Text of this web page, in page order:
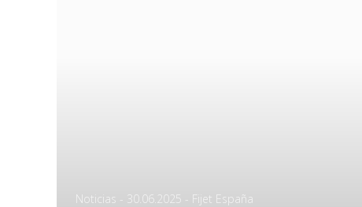
Noticias - Posted
30.06.2025 - Fijet España